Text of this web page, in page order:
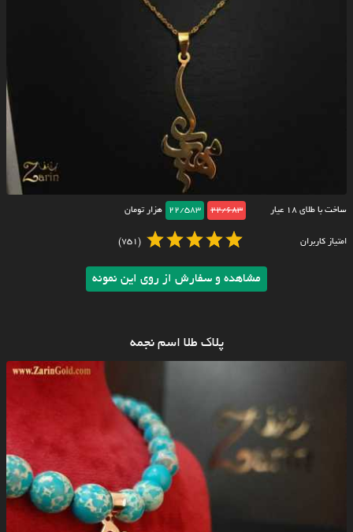
ساخت با طلای ۱۸ عیار 22/683
22/583 هزار تومان
امتیاز کاربران (751)
مشاهده و سفارش از روی این نمونه
پلاک طلا اسم نجمه